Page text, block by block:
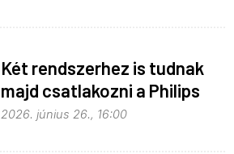
Két rendszerhez is tudnak
majd csatlakozni a Philips
Hue égők
2026. június 26., 16:00